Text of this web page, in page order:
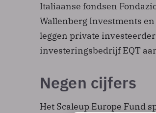
Italiaanse fondsen
Wallenberg Investments en
leggen private
investeringsbedrijf EQT
Negen cijfers
Het Scaleup Europe Fund